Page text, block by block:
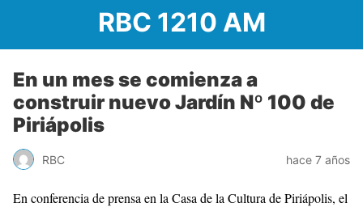
RBC 1210 AM
En un mes se comienza a
construir nuevo Jardín Nº 100 de
Piriápolis
RBC hace 7 años
En conferencia de prensa en la Casa de la Cultura de Piriápolis, el